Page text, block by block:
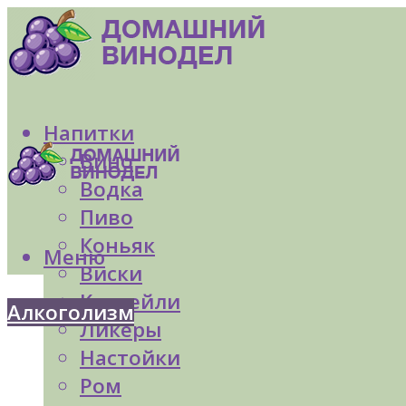
Напитки
Вино
Водка
Пиво
Коньяк
Виски
Коктейли
Ликеры
Настойки
Ром
Меню
Алкоголизм